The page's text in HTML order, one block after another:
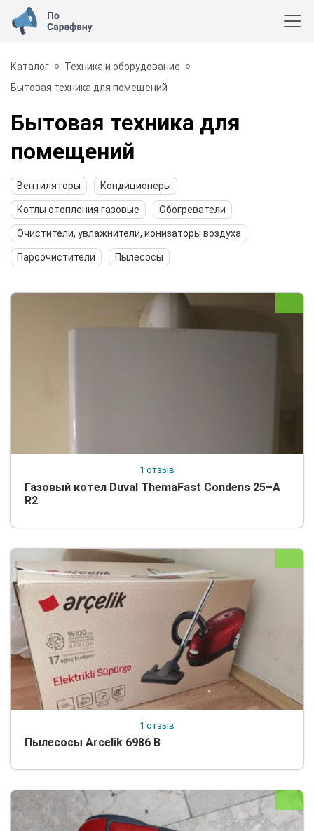
Каталог
Техника и оборудование
Бытовая техника для помещений
Бытовая техника для
помещений
Вентиляторы Кондиционеры
Котлы отопления газовые Обогреватели
Очистители, увлажнители, ионизаторы воздуха
Пароочистители Пылесосы
1 отзыв
Газовый котел Duval ThemaFast Condens 25–A
R2
1 отзыв
Пылесосы Arcelik 6986 В